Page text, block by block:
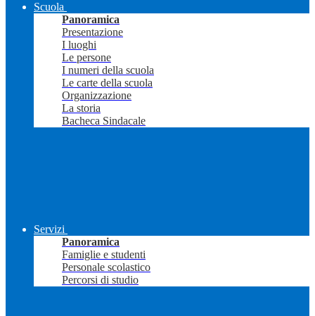
Scuola
Panoramica
Presentazione
I luoghi
Le persone
I numeri della scuola
Le carte della scuola
Organizzazione
La storia
Bacheca Sindacale
Servizi
Panoramica
Famiglie e studenti
Personale scolastico
Percorsi di studio